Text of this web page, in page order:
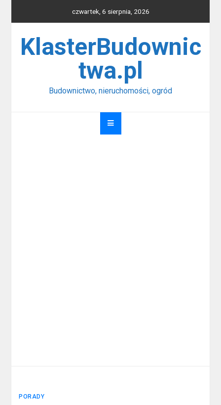
czwartek, 6 sierpnia, 2026
KlasterBudownic
twa.pl
Budownictwo, nieruchomości, ogród
PORADY